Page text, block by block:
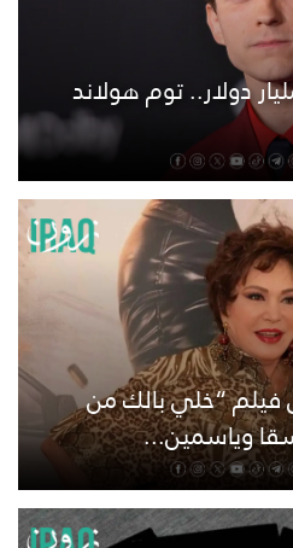
تجاوزت 12 مليار دولار.. توم هولاند
فيلم “خلي بالك من
وياسمين...